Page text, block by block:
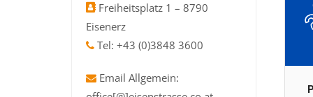
Freiheitsplatz 1 – 8790
Eisenerz
Tel: +43 (0)3848 3600
Email Allgemein: